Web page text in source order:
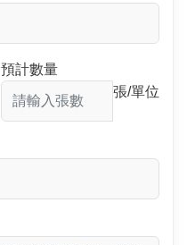
預計數量
張/單位